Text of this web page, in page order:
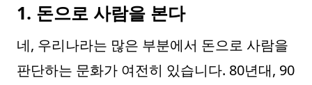
1. 돈으로 사람을 본다
네, 우리나라는 많은 부분에서 돈으로 사람을
판단하는 문화가 여전히 있습니다. 80년대, 90